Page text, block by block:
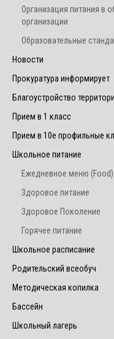
Организация питания в
организации
Образовательные
Новости
Прокуратура информирует
Благоустройство
Прием в 1 класс
Прием в 10е профильные
Школьное питание
Ежедневное меню (Food)
Здоровое питание
Здоровое Поколение
Горячее питание
Школьное расписание
Родительский всеобуч
Методическая копилка
Бассейн
Школьный лагерь